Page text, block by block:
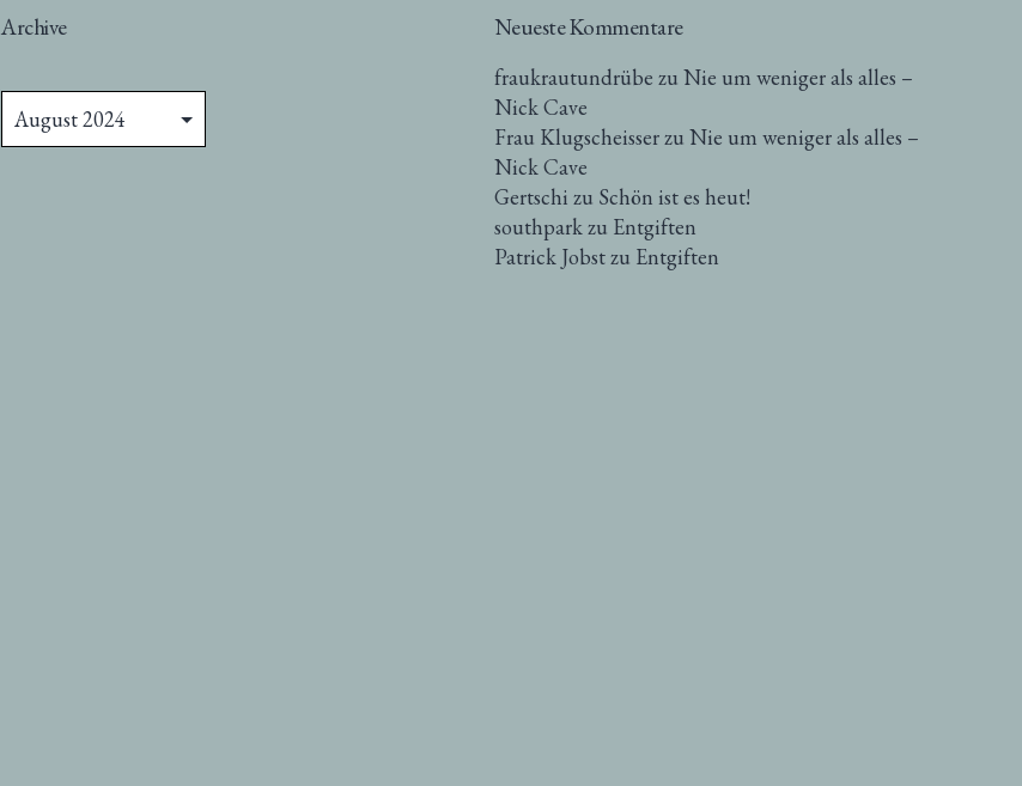
Archive
Neueste Kommentare
fraukrautundrübe zu Nie um weniger als alles –
Nick Cave
Frau Klugscheisserzu Nie um weniger als alles –
Nick Cave
Gertschi zu Schön ist es heut!
southparkzu Entgiften
Patrick Jobstzu Entgiften